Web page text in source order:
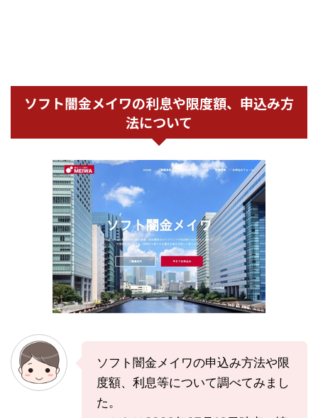
ソフト闇金メイワの利息や限度額、申込み方
法について
ソフト闇金メイワの申込み方法や限
度額、利息等について調べてみまし
た。